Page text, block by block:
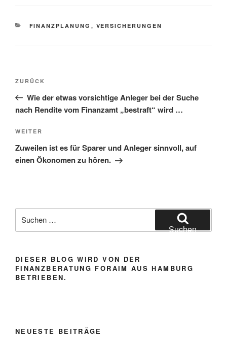
KATEGORIEN
FINANZPLANUNG , VERSICHERUNGEN
Beitragsnavigation
Vorheriger
Beitrag
ZURÜCK
Wie der etwas vorsichtige Anleger bei der Suche
nach Rendite vom Finanzamt „bestraft“ wird …
Nächster
Beitrag
WEITER
Zuweilen ist es für Sparer und Anleger sinnvoll, auf
einen Ökonomen zu hören.
nach:
Suchen
DIESER BLOG WIRD VON DER
FINANZBERATUNG FORAIM AUS HAMBURG
BETRIEBEN.
NEUESTE BEITRÄGE